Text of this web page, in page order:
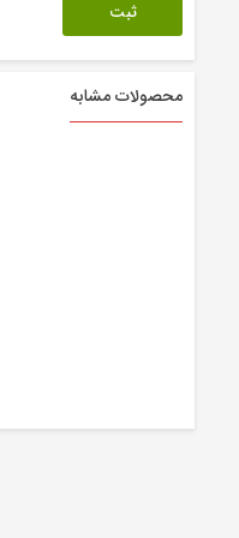
محصولات مشابه